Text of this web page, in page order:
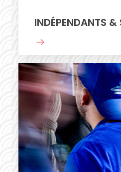
INDÉPENDANTS &